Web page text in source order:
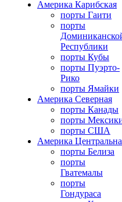
Америка Карибская
порты Гаити
порты
Республики
порты Кубы
порты Пуэрто-
Рико
порты Ямайки
Америка Северная
порты Канады
порты
порты США
Америка
порты Белиза
порты
Гватемалы
порты
Гондураса